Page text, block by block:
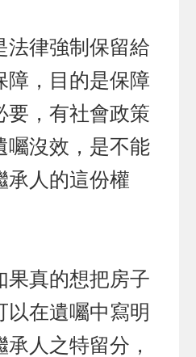
法律強制保留給
障，目的是保障
要，有社會政策
囑沒效，是不能
承人的這份權
果真的想把房子
以在遺囑中寫明
承人之特留分，